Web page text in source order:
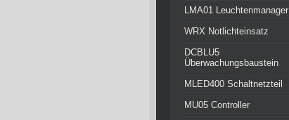
LMA01 Leuchtenmanager
WRX Notlichteinsatz
DCBLU5
Überwachungsbaustein
MLED400 Schaltnetzteil
MU05 Controller